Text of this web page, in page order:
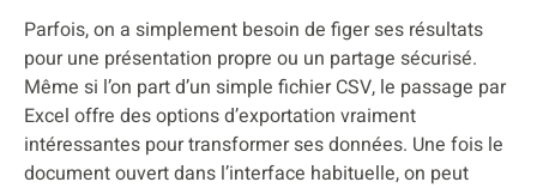
Parfois, on a simplement besoin de figer ses résultats
pour une présentation propre ou un partage sécurisé.
Même si l’on part d’un simple fichier CSV, le passage par
Excel offre des options d’exportation vraiment
intéressantes pour transformer ses données. Une fois le
document ouvert dans l’interface habituelle, on peut